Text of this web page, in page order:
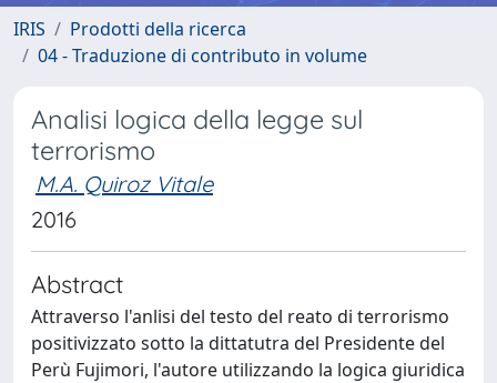
IRIS
Prodotti della ricerca
04 - Traduzione di contributo in volume
Analisi logica della legge sul
terrorismo
M.A. Quiroz Vitale
2016
Abstract
Attraverso l'anlisi del testo del reato di terrorismo
positivizzato sotto la dittatutra del Presidente del
Perù Fujimori, l'autore utilizzando la logica giuridica